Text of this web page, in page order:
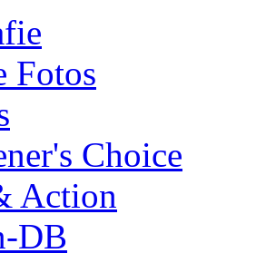
Fotos
Choice
Action
DB